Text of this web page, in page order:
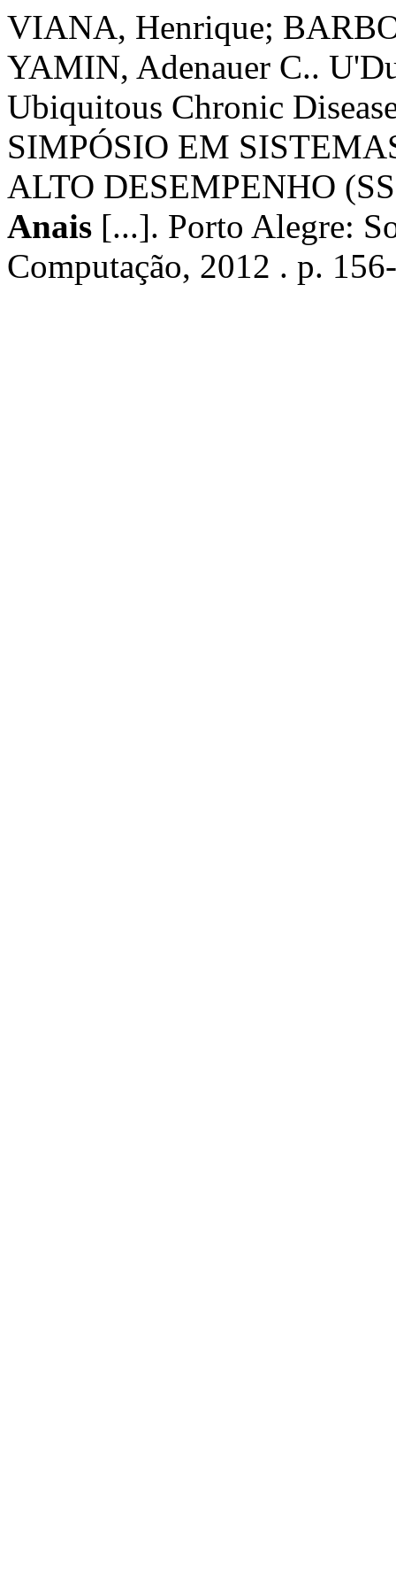
VIANA, Henrique;
YAMIN, Adenauer C..
Ubiquitous Chronic
SIMPÓSIO EM
ALTO DESEMPENHO
Anais [...]. Porto Alegre:
Computação, 2012 . p.